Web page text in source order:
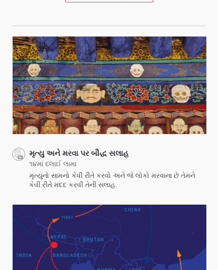
મૃત્યુ અને મરવા પર બૌદ્ધ સલાહ
૧૪માં દલાઈ લામા
મૃત્યુનો સામનો કેવી રીતે કરવો અને જે લોકો મરવાના છે તેમને
કેવી રીતે મદદ કરવી તેની સલાહ.